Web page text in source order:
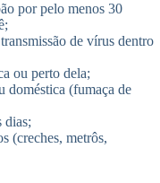
por pelo menos 30
de vírus dentro
ou perto dela;
doméstica (fumaça de
dias;
(creches, metrôs,